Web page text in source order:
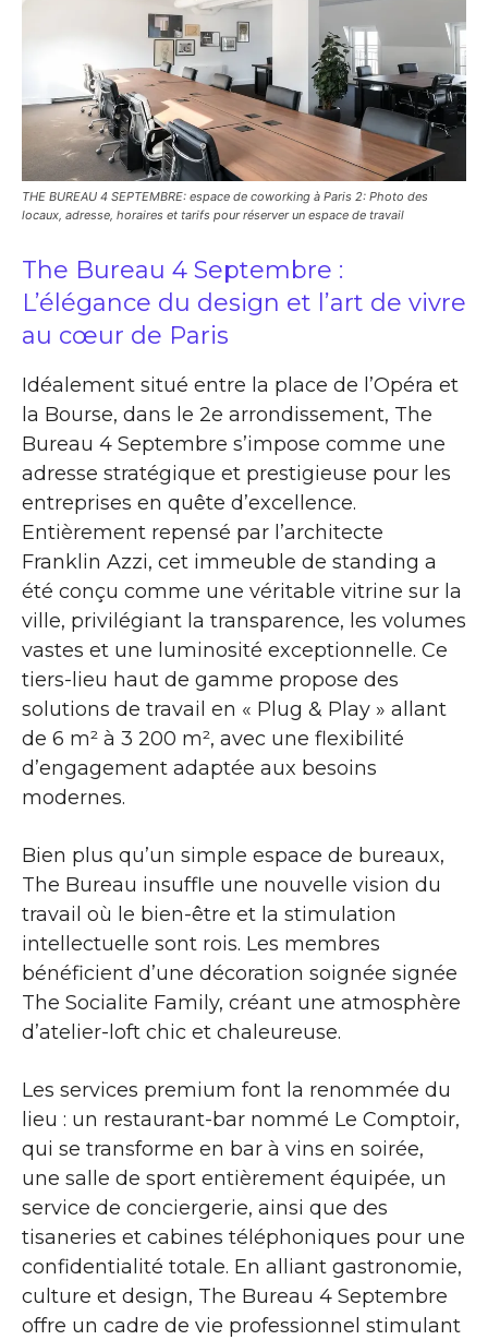
THE BUREAU 4 SEPTEMBRE: espace de coworking à Paris 2: Photo des
locaux, adresse, horaires et tarifs pour réserver un espace de travail
The Bureau 4 Septembre :
L’élégance du design et l’art de vivre
au cœur de Paris
Idéalement situé entre la place de l’Opéra et
la Bourse, dans le 2e arrondissement, The
Bureau 4 Septembre s’impose comme une
adresse stratégique et prestigieuse pour les
entreprises en quête d’excellence.
Entièrement repensé par l’architecte
Franklin Azzi, cet immeuble de standing a
été conçu comme une véritable vitrine sur la
ville, privilégiant la transparence, les volumes
vastes et une luminosité exceptionnelle. Ce
tiers-lieu haut de gamme propose des
solutions de travail en « Plug & Play » allant
de 6 m² à 3 200 m², avec une flexibilité
d’engagement adaptée aux besoins
modernes.
Bien plus qu’un simple espace de bureaux,
The Bureau insuffle une nouvelle vision du
travail où le bien-être et la stimulation
intellectuelle sont rois. Les membres
bénéficient d’une décoration soignée signée
The Socialite Family, créant une atmosphère
d’atelier-loft chic et chaleureuse.
Les services premium font la renommée du
lieu : un restaurant-bar nommé Le Comptoir,
qui se transforme en bar à vins en soirée,
une salle de sport entièrement équipée, un
service de conciergerie, ainsi que des
tisaneries et cabines téléphoniques pour une
confidentialité totale. En alliant gastronomie,
culture et design, The Bureau 4 Septembre
offre un cadre de vie professionnel stimulant